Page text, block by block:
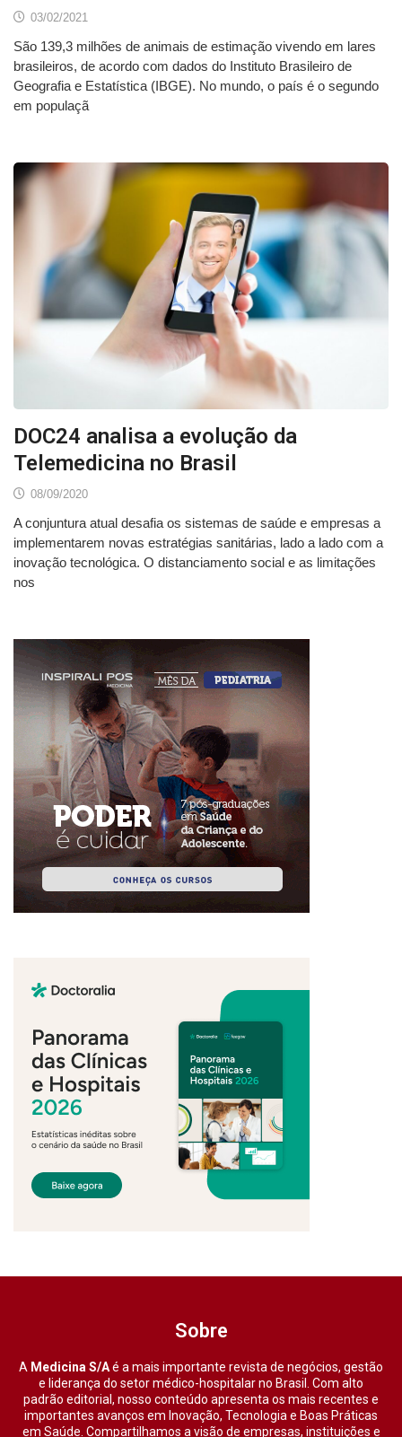
03/02/2021
São 139,3 milhões de animais de estimação vivendo em lares
brasileiros, de acordo com dados do Instituto Brasileiro de
Geografia e Estatística (IBGE). No mundo, o país é o segundo
em populaçã
DOC24 analisa a evolução da
Telemedicina no Brasil
08/09/2020
A conjuntura atual desafia os sistemas de saúde e empresas a
implementarem novas estratégias sanitárias, lado a lado com a
inovação tecnológica. O distanciamento social e as limitações
nos
Sobre
A Medicina S/Aé a mais importante revista de negócios, gestão
e liderança do setor médico-hospitalar no Brasil. Com alto
padrão editorial, nosso conteúdo apresenta os mais recentes e
importantes avanços em Inovação, Tecnologia e Boas Práticas
em Saúde. Compartilhamos a visão de empresas, instituições e